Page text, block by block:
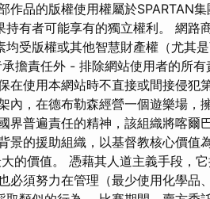
品的版權使用權屬於SPARTAN
有者可能享有的獨立權利。 網路
受版權或其他智慧財產權（尤其是
擔責任外 - 排除網站使用者的所有
在使用本網站時不直接或間接侵犯
內，在德布勒森經營一個遊樂場，
界普遍責任的精神，該組織將喀爾
景的援助組織，以基督教核心價值
的價值。 憑藉其人道主義手段，它
必須努力在管理（最少使用化學品